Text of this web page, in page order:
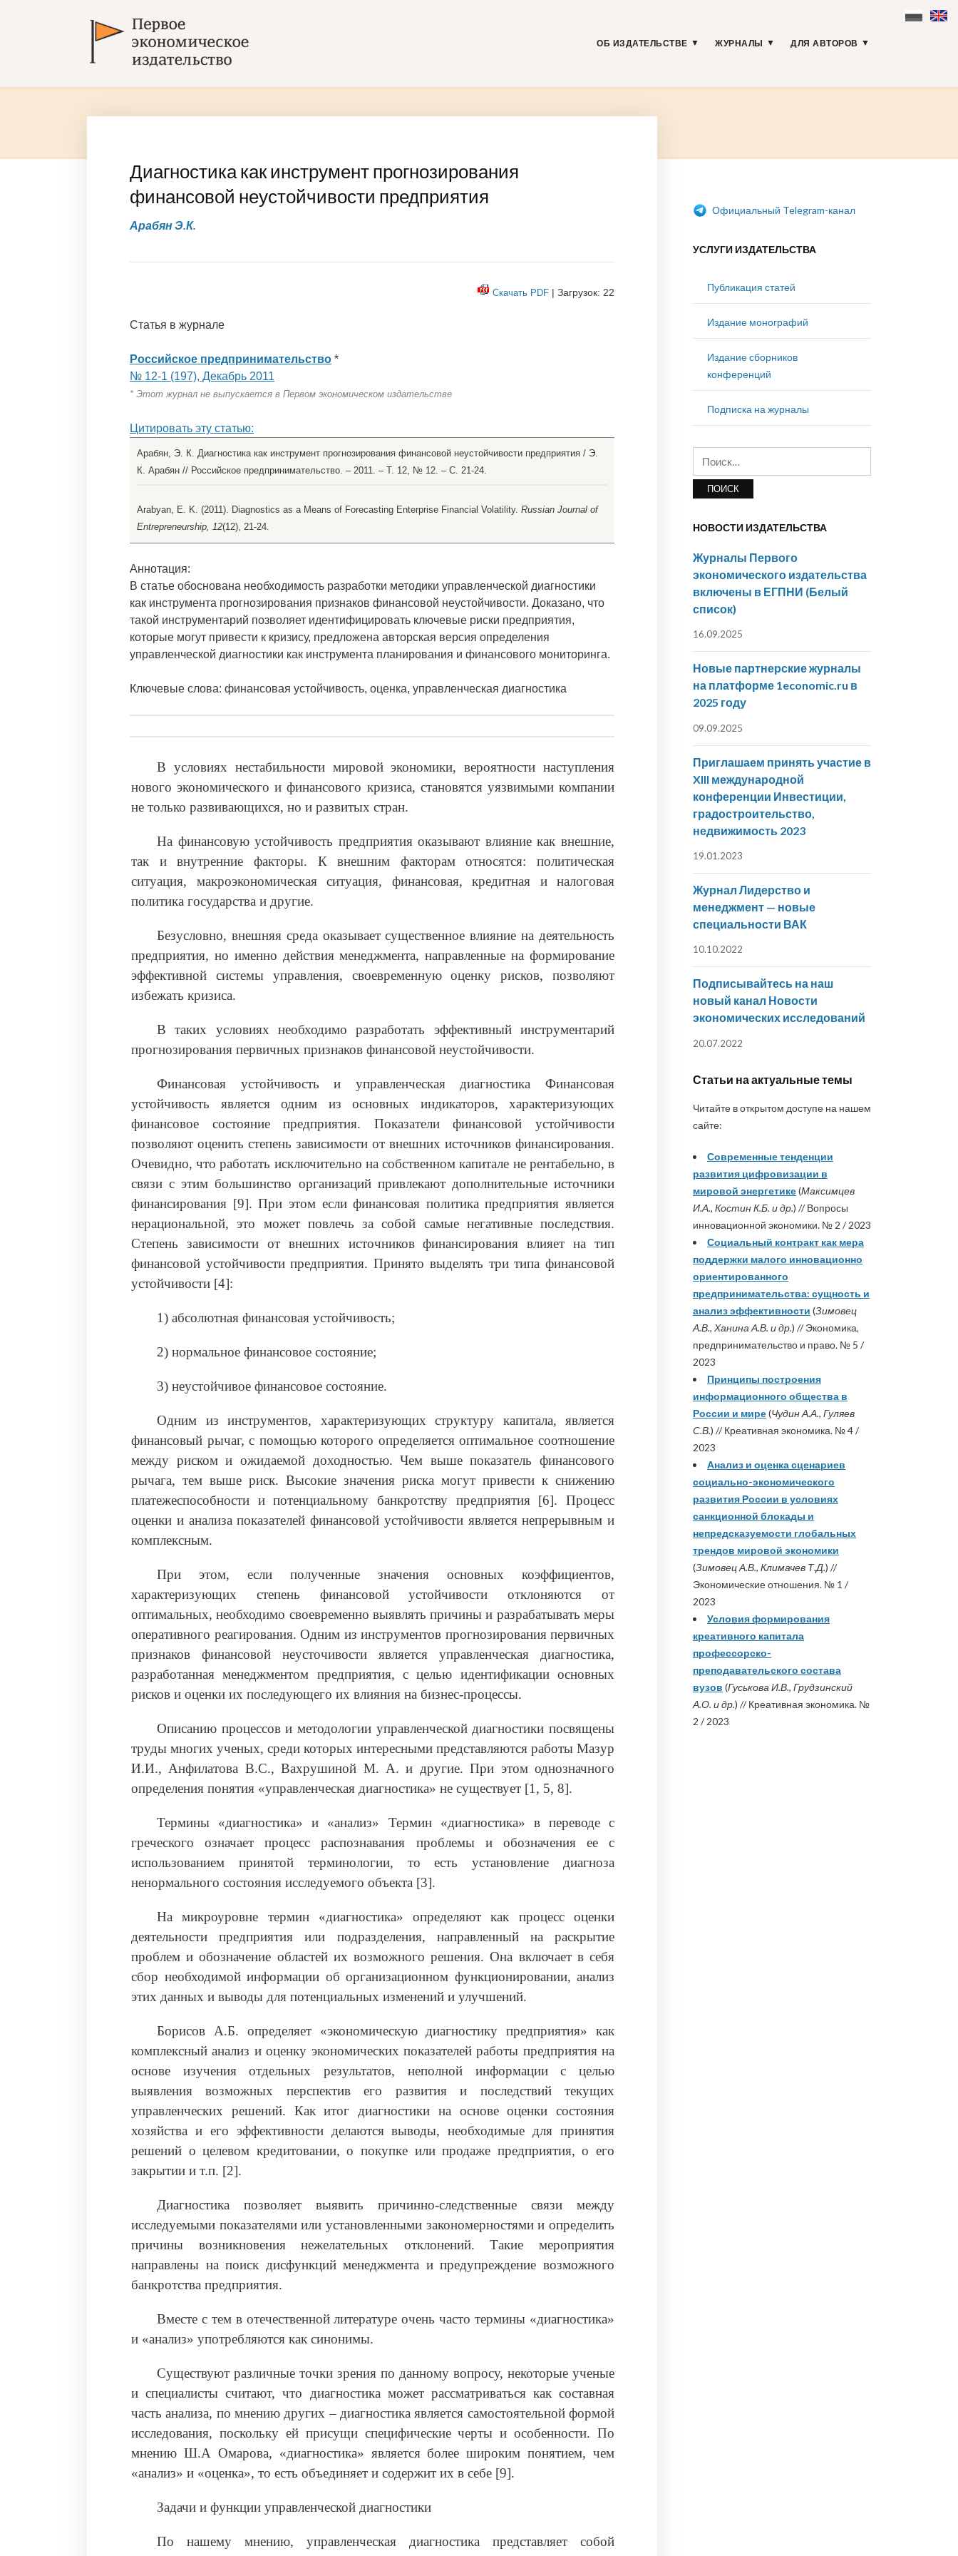
ОБ ИЗДАТЕЛЬСТВЕ ЖУРНАЛЫ ДЛЯ АВТОРОВ
Диагностика как инструмент прогнозирования
финансовой неустойчивости предприятия
Арабян Э.К.
Скачать PDF | Загрузок: 22
Статья в журнале
Российское предпринимательство *
№ 12-1 (197), Декабрь 2011
* Этот журнал не выпускается в Первом экономическом издательстве
Цитировать эту статью:
Арабян, Э. К. Диагностика как инструмент прогнозирования финансовой неустойчивости предприятия / Э.
К. Арабян // Российское предпринимательство. – 2011. – Т. 12, № 12. – С. 21-24.
Arabyan, E. K. (2011). Diagnostics as a Means of Forecasting Enterprise Financial Volatility. Russian Journal of
Entrepreneurship, 12(12), 21-24.
Аннотация:
В статье обоснована необходимость разработки методики управленческой диагностики
как инструмента прогнозирования признаков финансовой неустойчивости. Доказано, что
такой инструментарий позволяет идентифицировать ключевые риски предприятия,
которые могут привести к кризису, предложена авторская версия определения
управленческой диагностики как инструмента планирования и финансового мониторинга.
Ключевые слова: финансовая устойчивость, оценка, управленческая диагностика
В условиях нестабильности мировой экономики, вероятности наступления
нового экономического и финансового кризиса, становятся уязвимыми компании
не только развивающихся, но и развитых стран.
На финансовую устойчивость предприятия оказывают влияние как внешние,
так и внутренние факторы. К внешним факторам относятся: политическая
ситуация, макроэкономическая ситуация, финансовая, кредитная и налоговая
политика государства и другие.
Безусловно, внешняя среда оказывает существенное влияние на деятельность
предприятия, но именно действия менеджмента, направленные на формирование
эффективной системы управления, своевременную оценку рисков, позволяют
избежать кризиса.
В таких условиях необходимо разработать эффективный инструментарий
прогнозирования первичных признаков финансовой неустойчивости.
Финансовая устойчивость и управленческая диагностика Финансовая
устойчивость является одним из основных индикаторов, характеризующих
финансовое состояние предприятия. Показатели финансовой устойчивости
позволяют оценить степень зависимости от внешних источников финансирования.
Очевидно, что работать исключительно на собственном капитале не рентабельно, в
связи с этим большинство организаций привлекают дополнительные источники
финансирования [9]. При этом если финансовая политика предприятия является
нерациональной, это может повлечь за собой самые негативные последствия.
Степень зависимости от внешних источников финансирования влияет на тип
финансовой устойчивости предприятия. Принято выделять три типа финансовой
устойчивости [4]:
1) абсолютная финансовая устойчивость;
2) нормальное финансовое состояние;
3) неустойчивое финансовое состояние.
Одним из инструментов, характеризующих структуру капитала, является
финансовый рычаг, с помощью которого определяется оптимальное соотношение
между риском и ожидаемой доходностью. Чем выше показатель финансового
рычага, тем выше риск. Высокие значения риска могут привести к снижению
платежеспособности и потенциальному банкротству предприятия [6]. Процесс
оценки и анализа показателей финансовой устойчивости является непрерывным и
комплексным.
При этом, если полученные значения основных коэффициентов,
характеризующих степень финансовой устойчивости отклоняются от
оптимальных, необходимо своевременно выявлять причины и разрабатывать меры
оперативного реагирования. Одним из инструментов прогнозирования первичных
признаков финансовой неусточивости является управленческая диагностика,
разработанная менеджментом предприятия, с целью идентификации основных
рисков и оценки их последующего их влияния на бизнес-процессы.
Описанию процессов и методологии управленческой диагностики посвящены
труды многих ученых, среди которых интересными представляются работы Мазур
И.И., Анфилатова В.С., Вахрушиной М. А. и другие. При этом однозначного
определения понятия «управленческая диагностика» не существует [1, 5, 8].
Термины «диагностика» и «анализ» Термин «диагностика» в переводе с
греческого означает процесс распознавания проблемы и обозначения ее с
использованием принятой терминологии, то есть установление диагноза
ненормального состояния исследуемого объекта [3].
На микроуровне термин «диагностика» определяют как процесс оценки
деятельности предприятия или подразделения, направленный на раскрытие
проблем и обозначение областей их возможного решения. Она включает в себя
сбор необходимой информации об организационном функционировании, анализ
этих данных и выводы для потенциальных изменений и улучшений.
Борисов А.Б. определяет «экономическую диагностику предприятия» как
комплексный анализ и оценку экономических показателей работы предприятия на
основе изучения отдельных результатов, неполной информации с целью
выявления возможных перспектив его развития и последствий текущих
управленческих решений. Как итог диагностики на основе оценки состояния
хозяйства и его эффективности делаются выводы, необходимые для принятия
решений о целевом кредитовании, о покупке или продаже предприятия, о его
закрытии и т.п. [2].
Диагностика позволяет выявить причинно-следственные связи между
исследуемыми показателями или установленными закономерностями и определить
причины возникновения нежелательных отклонений. Такие мероприятия
направлены на поиск дисфункций менеджмента и предупреждение возможного
банкротства предприятия.
Вместе с тем в отечественной литературе очень часто термины «диагностика»
и «анализ» употребляются как синонимы.
Существуют различные точки зрения по данному вопросу, некоторые ученые
и специалисты считают, что диагностика может рассматриваться как составная
часть анализа, по мнению других – диагностика является самостоятельной формой
исследования, поскольку ей присущи специфические черты и особенности. По
мнению Ш.А Омарова, «диагностика» является более широким понятием, чем
«анализ» и «оценка», то есть объединяет и содержит их в себе [9].
Задачи и функции управленческой диагностики
По нашему мнению, управленческая диагностика представляет собой
Официальный Telegram-канал
УСЛУГИ ИЗДАТЕЛЬСТВА
Публикация статей
Издание монографий
Издание сборников
конференций
Подписка на журналы
НОВОСТИ ИЗДАТЕЛЬСТВА
Журналы Первого
экономического издательства
включены в ЕГПНИ (Белый
список)
16.09.2025
Новые партнерские журналы
на платформе 1economic.ru в
2025 году
09.09.2025
Приглашаем принять участие в
XIII международной
конференции Инвестиции,
градостроительство,
недвижимость 2023
19.01.2023
Журнал Лидерство и
менеджмент — новые
специальности ВАК
10.10.2022
Подписывайтесь на наш
новый канал Новости
экономических исследований
20.07.2022
Статьи на актуальные темы
Читайте в открытом доступе на нашем
сайте:
Современные тенденции
развития цифровизации в
мировой энергетике(Максимцев
И.А., Костин К.Б. и др.) // Вопросы
инновационной экономики. № 2 / 2023
Социальный контракт как мера
поддержки малого инновационно
ориентированного
предпринимательства: сущность и
анализ эффективности (Зимовец
А.В., Ханина А.В. и др.) // Экономика,
предпринимательство и право. № 5 /
2023
Принципы построения
информационного общества в
России и мире(Чудин А.А., Гуляев
С.В.) // Креативная экономика. № 4 /
2023
Анализ и оценка сценариев
социально-экономического
развития России в условиях
санкционной блокады и
непредсказуемости глобальных
трендов мировой экономики
(Зимовец А.В., Климачев Т.Д.) //
Экономические отношения. № 1 /
2023
Условия формирования
креативного капитала
профессорско-
преподавательского состава
вузов (Гуськова И.В., Грудзинский
А.О. и др.) // Креативная экономика. №
2 / 2023